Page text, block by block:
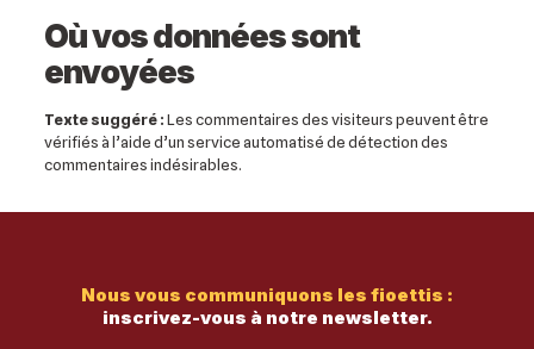
Où vos données sont
envoyées
Texte suggéré :Les commentaires des visiteurs peuvent être
vérifiés à l’aide d’un service automatisé de détection des
commentaires indésirables.
Nous vous communiquons les fioettis :
inscrivez-vous à notre newsletter.